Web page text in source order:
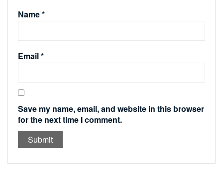
Name*
Email*
Save my name, email, and website in this browser
for the next time I comment.